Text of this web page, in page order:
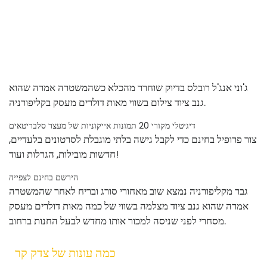
ג'וני אנג'ל רובלס בדיוק שוחרר מהכלא כשהמשטרה אמרה שהוא
גנב ציוד צילום בשווי מאות דולרים מעסק בקליפורניה.
דיגיטלי מקורי 20 תמונות אייקוניות של מעצר סלבריטאים
צור פרופיל בחינם כדי לקבל גישה בלתי מוגבלת לסרטונים בלעדיים,
חדשות מובילות, הגרלות ועוד!
הירשם בחינם לצפייה
גבר מקליפורניה נמצא שוב מאחורי סורג ובריח לאחר שהמשטרה
אמרה שהוא גנב ציוד מצלמה בשווי של כמה מאות דולרים מעסק
מסחרי לפני שניסה למכור אותו מחדש לבעל החנות ברחוב.
כמה עונות של צדק קר